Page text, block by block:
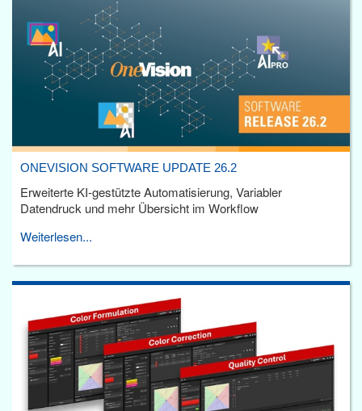
ONEVISION SOFTWARE UPDATE 26.2
Erweiterte KI-gestützte Automatisierung, Variabler
Datendruck und mehr Übersicht im Workflow
Weiterlesen...